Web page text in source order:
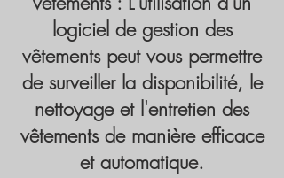
logiciel de gestion des
vêtements peut vous permettre
de surveiller la disponibilité, le
nettoyage et l'entretien des
vêtements de manière efficace
et automatique.